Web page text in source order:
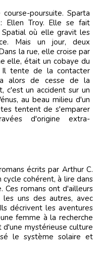
poursuite. Sparta
Ellen Troy. Elle se fait
où elle gravit les
Mais un jour, deux
la rue, elle croise par
elle, était un cobaye du
Il tente de la contacter
alors de cesse de la
c'est un accident sur un
au beau milieu d'un
tentent de s'emparer
d'origine extra-
cohérent, à lire dans
romans ont d'ailleurs
uns des autres, avec
décrivent les aventures
femme à la recherche
mystérieuse culture
le système solaire et